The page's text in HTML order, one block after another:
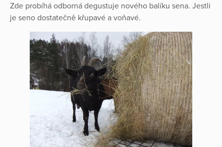
Zde probíhá odborná degustuje nového balíku sena. Jestli
je seno dostatečně křupavé a voňavé.